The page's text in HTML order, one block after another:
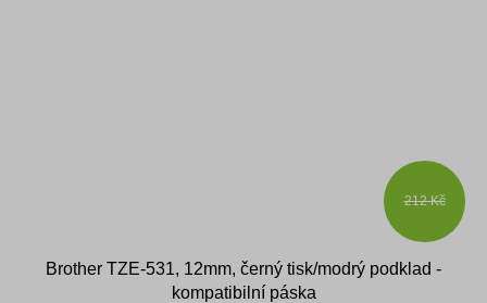
212 Kč
Brother TZE-531, 12mm, černý tisk/modrý podklad -
kompatibilní páska